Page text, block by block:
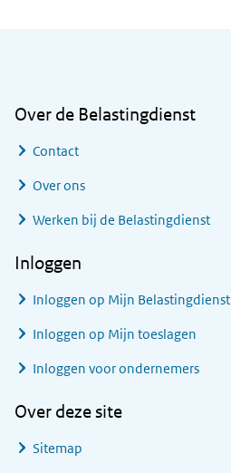
Over de Belastingdienst
Contact
Over ons
Werken bij de Belastingdienst
Inloggen
Inloggen op Mijn Belastingdienst
Inloggen op Mijn toeslagen
Inloggen voor ondernemers
Over deze site
Sitemap